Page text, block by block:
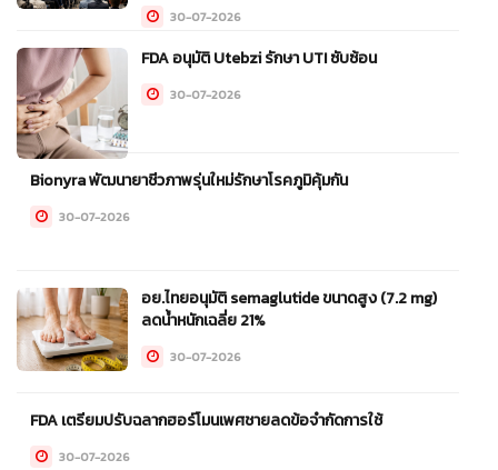
30-07-2026
FDA อนุมัติ Utebzi รักษา UTI ซับซ้อน
30-07-2026
Bionyra พัฒนายาชีวภาพรุ่นใหม่รักษาโรคภูมิคุ้มกัน
30-07-2026
อย.ไทยอนุมัติ semaglutide ขนาดสูง (7.2 mg)
ลดน้ำหนักเฉลี่ย 21%
30-07-2026
FDA เตรียมปรับฉลากฮอร์โมนเพศชายลดข้อจำกัดการใช้
30-07-2026